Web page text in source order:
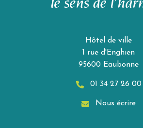
Hôtel de ville
1 rue d'Enghien
95600 Eaubonne
01 34 27 26 00
Nous écrire